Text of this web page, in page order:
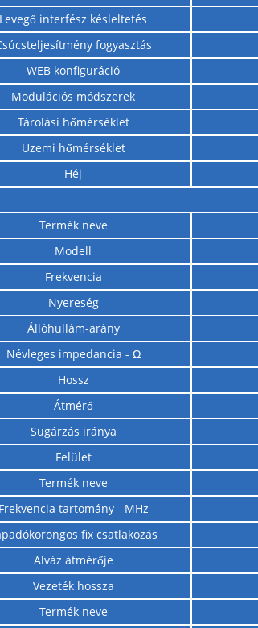
Levegő interfész késleltetés
fogyasztás
WEB konfiguráció
Modulációs módszerek
Tárolási hőmérséklet
Üzemi hőmérséklet
Héj
Termék neve
Modell
Frekvencia
Nyereség
Állóhullám-arány
Névleges impedancia - Ω
Hossz
Átmérő
Sugárzás iránya
Felület
Termék neve
tartomány - MHz
fix csatlakozás
Alváz átmérője
Vezeték hossza
Termék neve